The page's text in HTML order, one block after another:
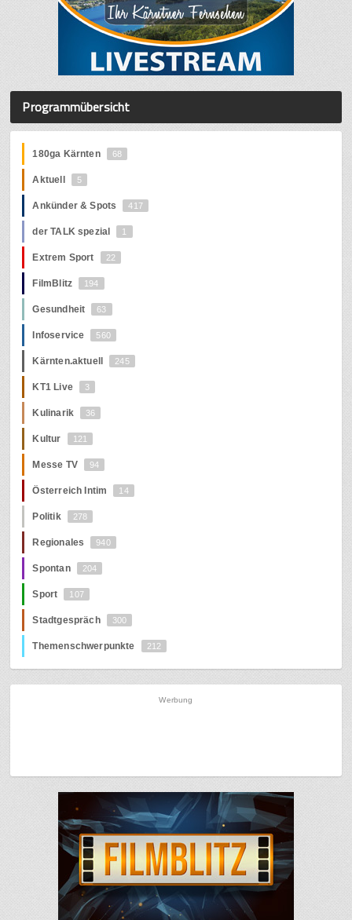
Programmübersicht
180ga Kärnten 68
Aktuell 5
Ankünder & Spots 417
der TALK spezial 1
Extrem Sport 22
FilmBlitz 194
Gesundheit 63
Infoservice 560
Kärnten.aktuell 245
KT1 Live 3
Kulinarik 36
Kultur 121
Messe TV 94
Österreich Intim 14
Politik 278
Regionales 940
Spontan 204
Sport 107
Stadtgespräch 300
Themenschwerpunkte 212
Werbung